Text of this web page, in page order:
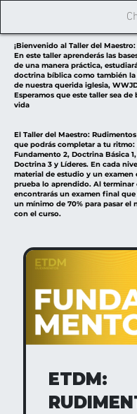
¡Bienvenido al Taller del
En este taller aprenderás las
de una manera práctica,
doctrina bíblica como también
de nuestra querida iglesia,
Esperamos que este taller sea
vida
El Taller del Maestro:
que podrás completar a tu ritmo:
Fundamento 2, Doctrina Básica
Doctrina 3 y Líderes. En cada
material de estudio y un examen
prueba lo aprendido. Al terminar
encontrarás un examen final que
un mínimo de 70% para pasar el
con el curso.
ETDM: